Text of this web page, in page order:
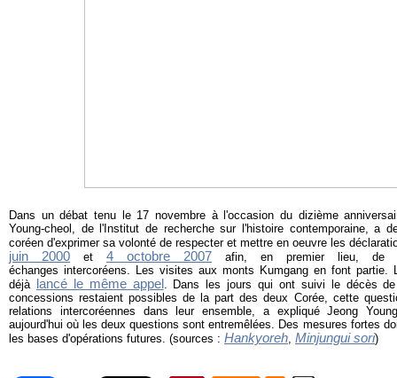
Dans un débat tenu le 17 novembre à l'occasion du dizième
Young-cheol, de l'Institut de recherche sur l'histoire contemporaine, a
coréen d'exprimer sa volonté de respecter et mettre en oeuvre les
juin 2000 et 4 octobre 2007 afin, en premier lieu, de
échanges intercoréens. Les visites aux monts Kumgang en font partie.
déjà lancé le même appel . Dans les jours qui ont suivi le décès
concessions restaient possibles de la part des deux Corée, cette
relations intercoréennes dans leur ensemble, a expliqué Jeong
aujourd'hui où les deux questions sont entremêlées. Des mesures fortes
les bases d'opérations futures. (sources : Hankyoreh, Minjungui sori)